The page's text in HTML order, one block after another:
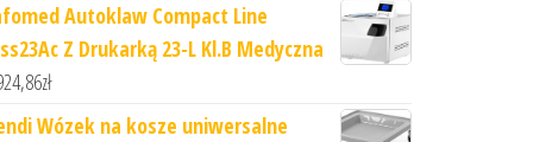
Autoklaw Compact Line
Z Drukarką 23-L Kl.B Medyczna
zł
Wózek na kosze uniwersalne